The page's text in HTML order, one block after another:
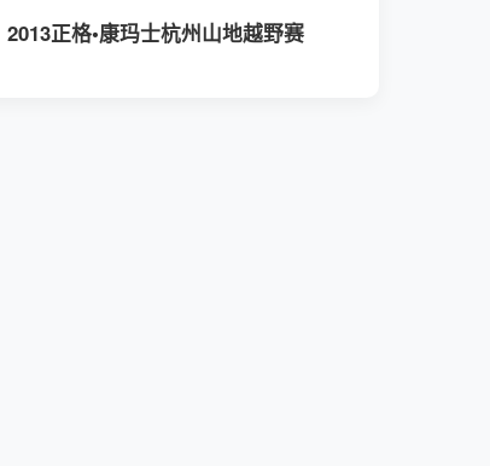
2013正格•康玛士杭州山地越野赛